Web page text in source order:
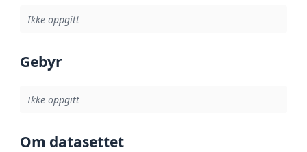
Ikke oppgitt
Gebyr
Ikke oppgitt
Om datasettet